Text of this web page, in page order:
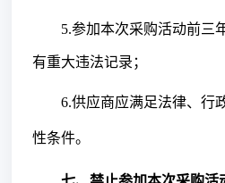
5.参加本次采购活动前三
有重大违法记录；
6.供应商应满足法律、行
性条件。